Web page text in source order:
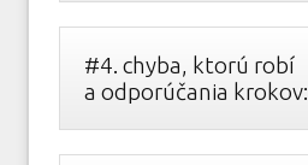
#4. chyba, ktorú robí
a odporúčania krokov: